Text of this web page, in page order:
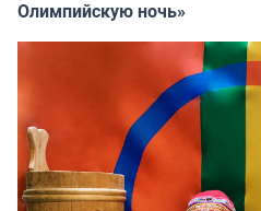
Олимпийскую ночь»